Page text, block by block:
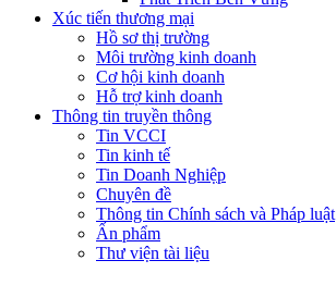
Xúc tiến thương mại
Hồ sơ thị trường
Môi trường kinh doanh
Cơ hội kinh doanh
Hỗ trợ kinh doanh
Thông tin truyền thông
Tin VCCI
Tin kinh tế
Tin Doanh Nghiệp
Chuyên đề
Thông tin Chính sách và Pháp luật
Ấn phẩm
Thư viện tài liệu